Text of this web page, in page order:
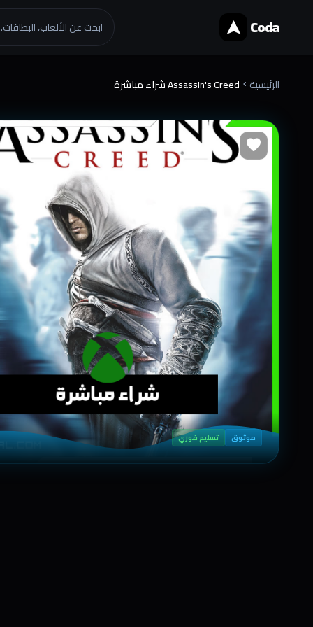
Coda ابحث عن الألعاب،
الرئيسية chevron_right Assassin's Creed شراء مباشرة
favorite
موثوق تسليم فوري